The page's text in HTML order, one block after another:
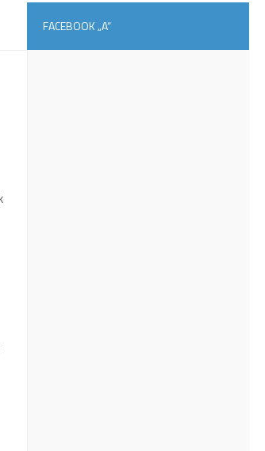
FACEBOOK „A“